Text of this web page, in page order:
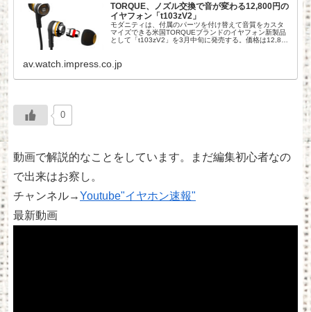
TORQUE、ノズル交換で音が変わる12,800円の
イヤフォン「t103zV2」
モダニティは、付属のパーツを付け替えて音質をカスタ
マイズできる米国TORQUEブランドのイヤフォン新製品
として「t103zV2」を3月中旬に発売する。価格は12,800
av.watch.impress.co.jp
0
動画で解説的なことをしています。まだ編集初心者なの
で出来はお察し。
チャンネル→Youtube"イヤホン速報"
最新動画